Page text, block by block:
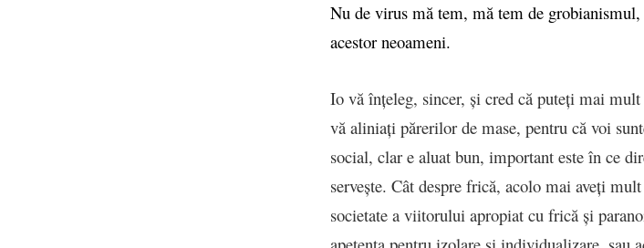
Nu de virus mă tem, mă tem de
acestor neoameni.
Io vă înțeleg, sincer, și cred că puteți mai
vă aliniați părerilor de mase, pentru că voi
social, clar e aluat bun, important este în ce
servește. Cât despre frică, acolo mai aveți
societate a viitorului apropiat cu frică și